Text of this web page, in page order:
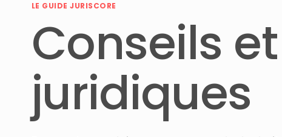
LE GUIDE JURISCORE
Conseils
juridiques